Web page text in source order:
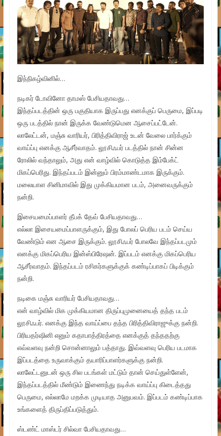
இந்நிகழ்வினில்…
நடிகர் டோவினோ தாமஸ் பேசியதாவது…
இந்தப்படத்தின் ஒரு பகுதியாக இருப்பது எனக்குப் பெருமை, இப்படி
ஒரு படத்தில் நான் இருக்க வேண்டுமென ஆசைப்பட்டேன்.
லாலேட்டன், மஞ்சு வாரியர், பிரித்திவிராஜ் உடன் வேலை பார்க்கும்
வாய்ப்பு எனக்கு ஆசீர்வாதம். லூசிஃபர் படத்தில் நான் சின்ன
ரோலில் வந்தாலும், அது என் வாழ்வில் கொடுத்த இம்பேக்ட்
மிகப்பெரிது. இந்தப்படம் இன்னும் பிரம்மாண்டமாக இருக்கும்.
மலையாள சினிமாவில் இது முக்கியமான படம், அனைவருக்கும்
நன்றி.
இசையமைப்பாளர் தீபக் தேவ் பேசியதாவது…
எல்லா இசையமைப்பாளருக்கும், இது போலப் பெரிய படம் செய்ய
வேண்டும் என ஆசை இருக்கும். லூசிஃபர் போலவே இந்தப்படமும்
எனக்கு மிகப்பெரிய இன்ஸ்பிரேஷன். இப்படம் எனக்கு மிகப்பெரிய
ஆசீர்வாதம். இந்தப்படம் ரசிகர்களுக்குக் கண்டிப்பாகப் பிடிக்கும்
நன்றி.
நடிகை மஞ்சு வாரியர் பேசியதாவது…
என் வாழ்வில் மிக முக்கியமான திருப்புமுனையைத் தந்த படம்
லூசிஃபர். எனக்கு இந்த வாய்ப்பை தந்த பிரித்திவிராஜுக்கு நன்றி.
பிரியதர்ஷினி எனும் கதாபாத்திரத்தை எனக்குத் தந்ததற்கு
எவ்வளவு நன்றி சொன்னாலும் பத்தாது. இவ்வளவு பெரிய படமாக
இப்படத்தை உருவாக்கும் தயாரிப்பாளர்களுக்கு நன்றி.
லாலேட்டனுடன் ஒரு சில படங்கள் மட்டும் தான் செய்துள்ளேன்,
இந்தப்படத்தில் மீண்டும் இணைந்து நடிக்க வாய்ப்பு கிடைத்தது
பெருமை, எல்லாமே மறக்க முடியாத அனுபவம். இப்படம் கண்டிப்பாக
உங்களைத் திருப்திப்படுத்தும்.
ஸ்டண்ட் மாஸ்டர் சில்வா பேசியதாவது…